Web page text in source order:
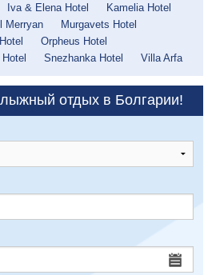
Iva & Elena Hotel
Kamelia Hotel
Merryan
Murgavets Hotel
Orpheus Hotel
Snezhanka Hotel Villa Arfa
отдых в Болгарии!